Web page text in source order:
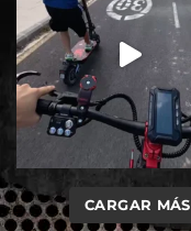
CARGAR MÁS